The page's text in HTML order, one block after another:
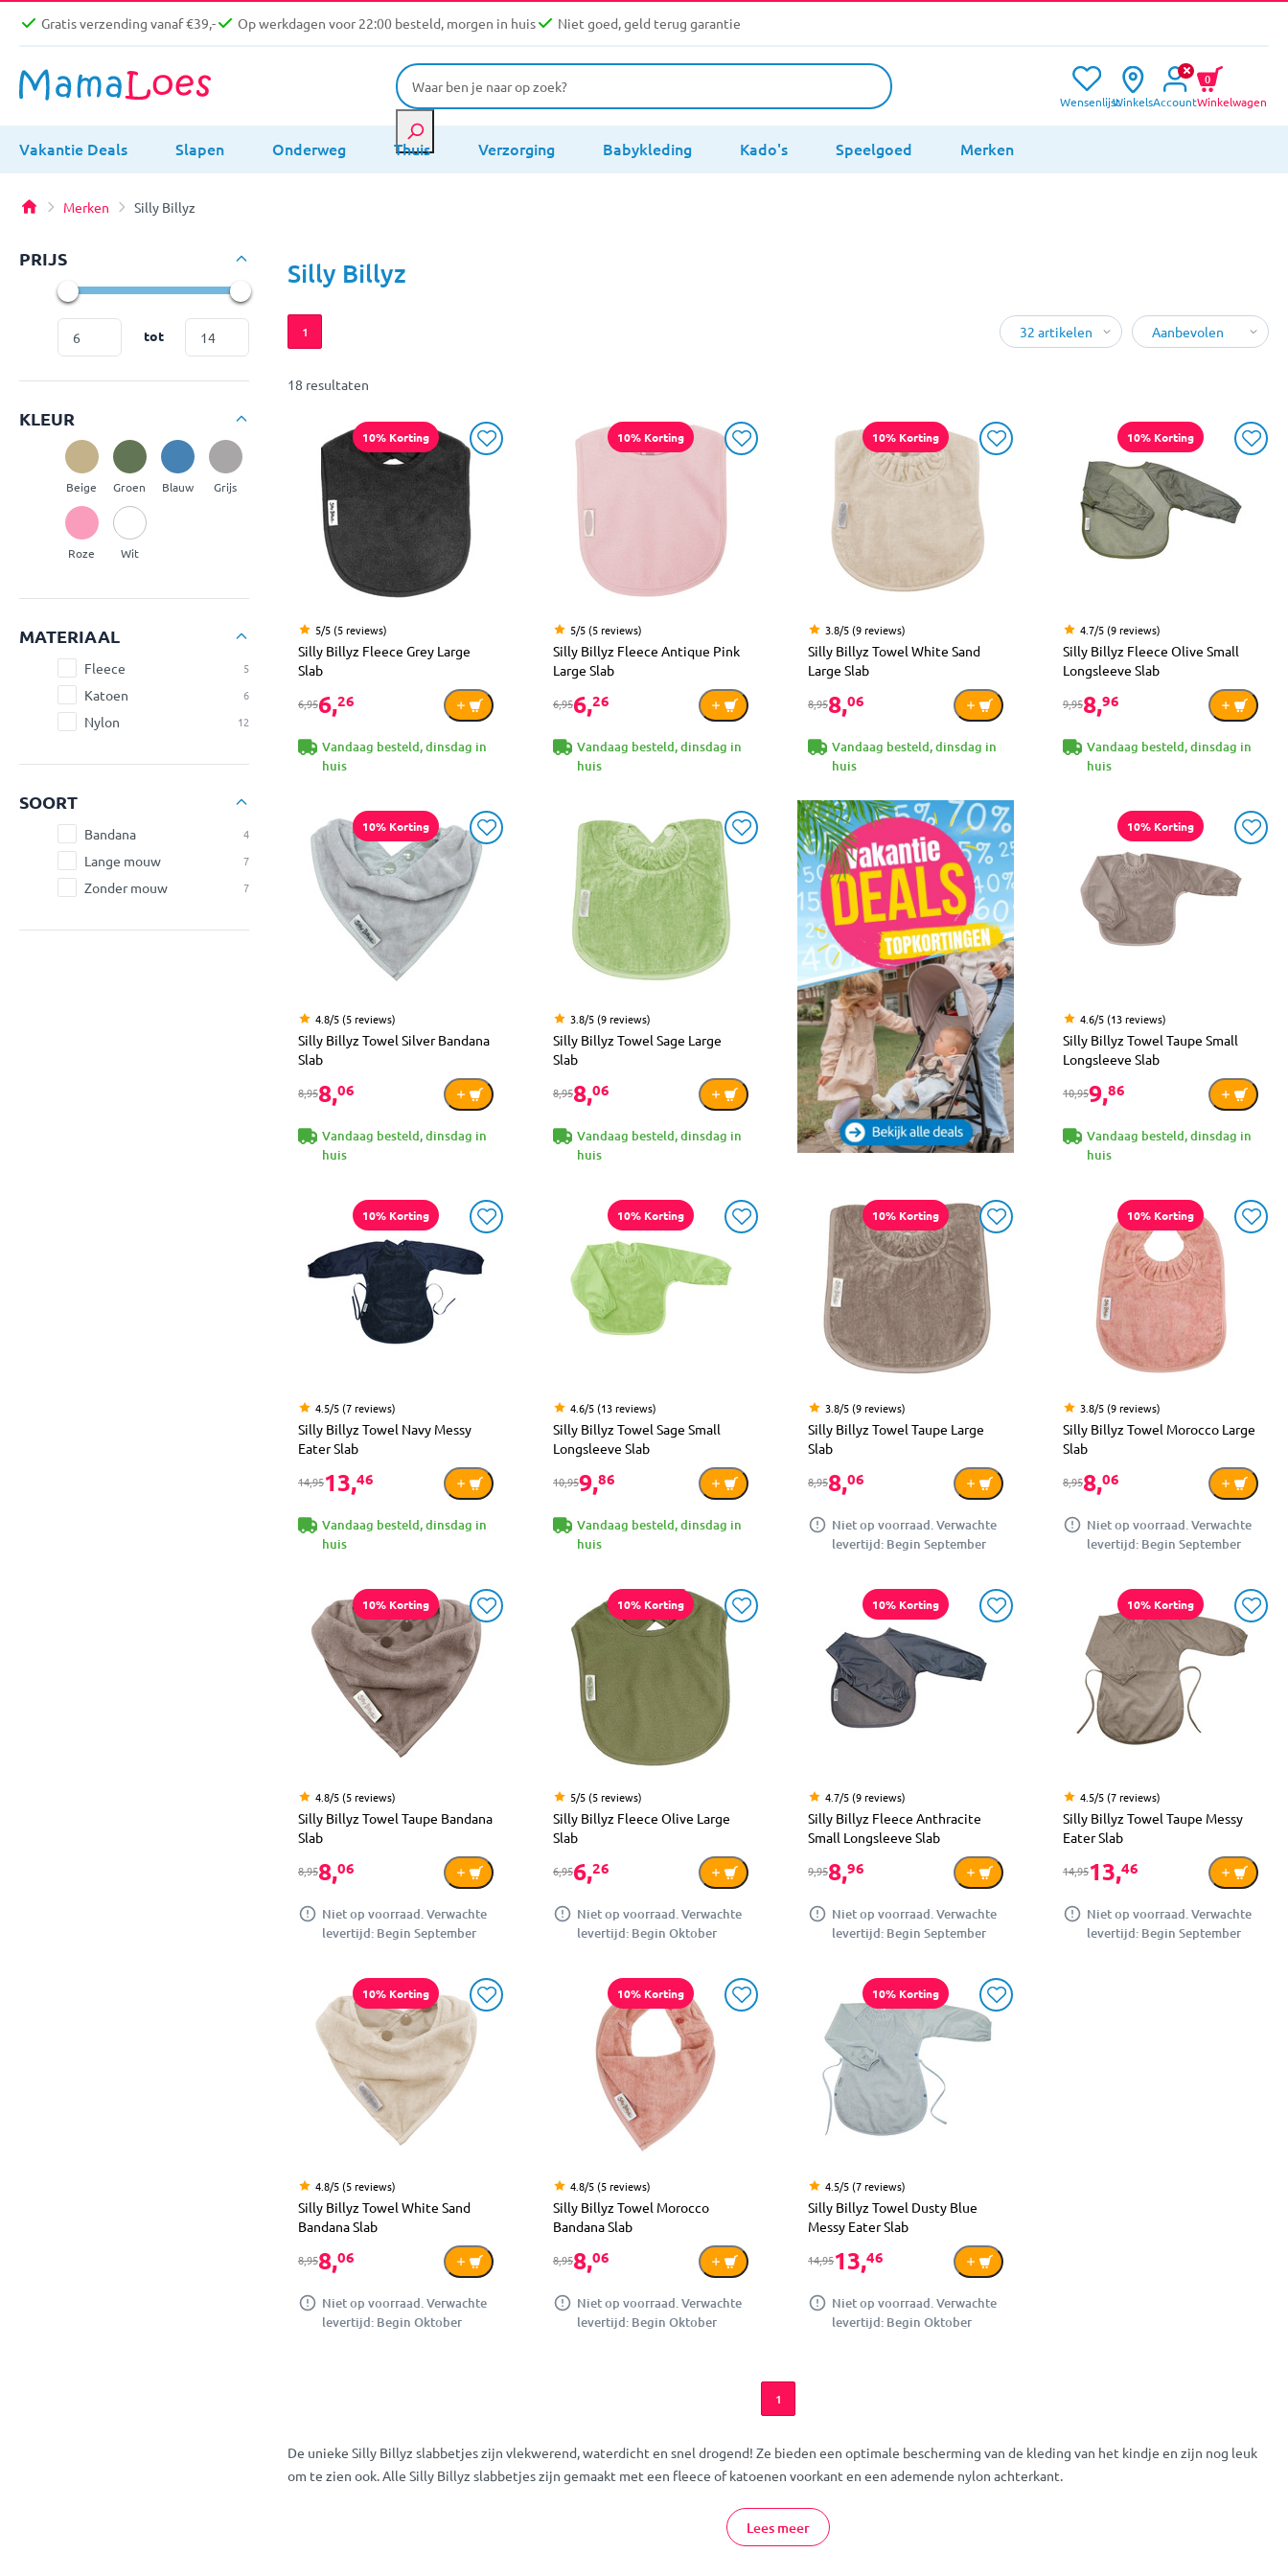
Gratis verzending vanaf €39,- Op werkdagen voor 22:00 besteld, morgen in huis Niet goed, geld terug garantie
WensenlijstWinkelsAccountWinkelwagen
0
Vakantie Deals Slapen Onderweg Thuis Verzorging Babykleding Kado's Speelgoed Merken
Merken Silly Billyz
PRIJS
tot
KLEUR
Beige Groen Blauw Grijs
Roze Wit
MATERIAAL
Fleece 5
Katoen 6
Nylon 12
SOORT
Bandana 4
Lange mouw 7
Zonder mouw 7
Silly Billyz
1
18 resultaten
10% Korting
5/5 (5 reviews)
Silly Billyz Fleece Grey Large
Slab
6,956,26
Vandaag besteld, dinsdag in
huis
10% Korting
5/5 (5 reviews)
Silly Billyz Fleece Antique Pink
Large Slab
6,956,26
Vandaag besteld, dinsdag in
huis
10% Korting
3.8/5 (9 reviews)
Silly Billyz Towel White Sand
Large Slab
8,958,06
Vandaag besteld, dinsdag in
huis
10% Korting
4.7/5 (9 reviews)
Silly Billyz Fleece Olive Small
Longsleeve Slab
9,958,96
Vandaag besteld, dinsdag in
huis
10% Korting
4.8/5 (5 reviews)
Silly Billyz Towel Silver Bandana
Slab
8,958,06
Vandaag besteld, dinsdag in
huis
3.8/5 (9 reviews)
Silly Billyz Towel Sage Large
Slab
8,958,06
Vandaag besteld, dinsdag in
huis
10% Korting
4.6/5 (13 reviews)
Silly Billyz Towel Taupe Small
Longsleeve Slab
10,959,86
Vandaag besteld, dinsdag in
huis
10% Korting
4.5/5 (7 reviews)
Silly Billyz Towel Navy Messy
Eater Slab
14,9513,46
Vandaag besteld, dinsdag in
huis
10% Korting
4.6/5 (13 reviews)
Silly Billyz Towel Sage Small
Longsleeve Slab
10,959,86
Vandaag besteld, dinsdag in
huis
10% Korting
3.8/5 (9 reviews)
Silly Billyz Towel Taupe Large
Slab
8,958,06
Niet op voorraad. Verwachte
levertijd: Begin September
10% Korting
3.8/5 (9 reviews)
Silly Billyz Towel Morocco Large
Slab
8,958,06
Niet op voorraad. Verwachte
levertijd: Begin September
10% Korting
4.8/5 (5 reviews)
Silly Billyz Towel Taupe Bandana
Slab
8,958,06
Niet op voorraad. Verwachte
levertijd: Begin September
10% Korting
5/5 (5 reviews)
Silly Billyz Fleece Olive Large
Slab
6,956,26
Niet op voorraad. Verwachte
levertijd: Begin Oktober
10% Korting
4.7/5 (9 reviews)
Silly Billyz Fleece Anthracite
Small Longsleeve Slab
9,958,96
Niet op voorraad. Verwachte
levertijd: Begin September
10% Korting
4.5/5 (7 reviews)
Silly Billyz Towel Taupe Messy
Eater Slab
14,9513,46
Niet op voorraad. Verwachte
levertijd: Begin September
10% Korting
4.8/5 (5 reviews)
Silly Billyz Towel White Sand
Bandana Slab
8,958,06
Niet op voorraad. Verwachte
levertijd: Begin Oktober
10% Korting
4.8/5 (5 reviews)
Silly Billyz Towel Morocco
Bandana Slab
8,958,06
Niet op voorraad. Verwachte
levertijd: Begin Oktober
10% Korting
4.5/5 (7 reviews)
Silly Billyz Towel Dusty Blue
Messy Eater Slab
14,9513,46
Niet op voorraad. Verwachte
levertijd: Begin Oktober
1
De unieke Silly Billyz slabbetjes zijn vlekwerend, waterdicht en snel drogend! Ze bieden een optimale bescherming van de kleding van het kindje en zijn nog leuk
om te zien ook. Alle Silly Billyz slabbetjes zijn gemaakt met een fleece of katoenen voorkant en een ademende nylon achterkant.
Lees meer